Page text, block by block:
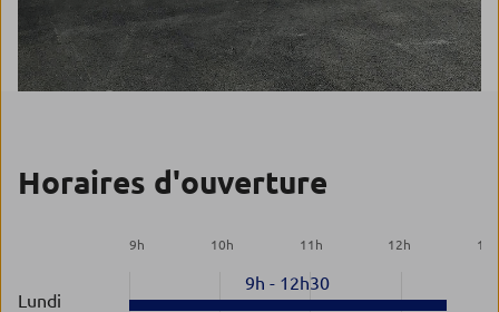
Horaires d'ouverture
9h 10h 11 h 12h 13
Lundi
9h - 12h30